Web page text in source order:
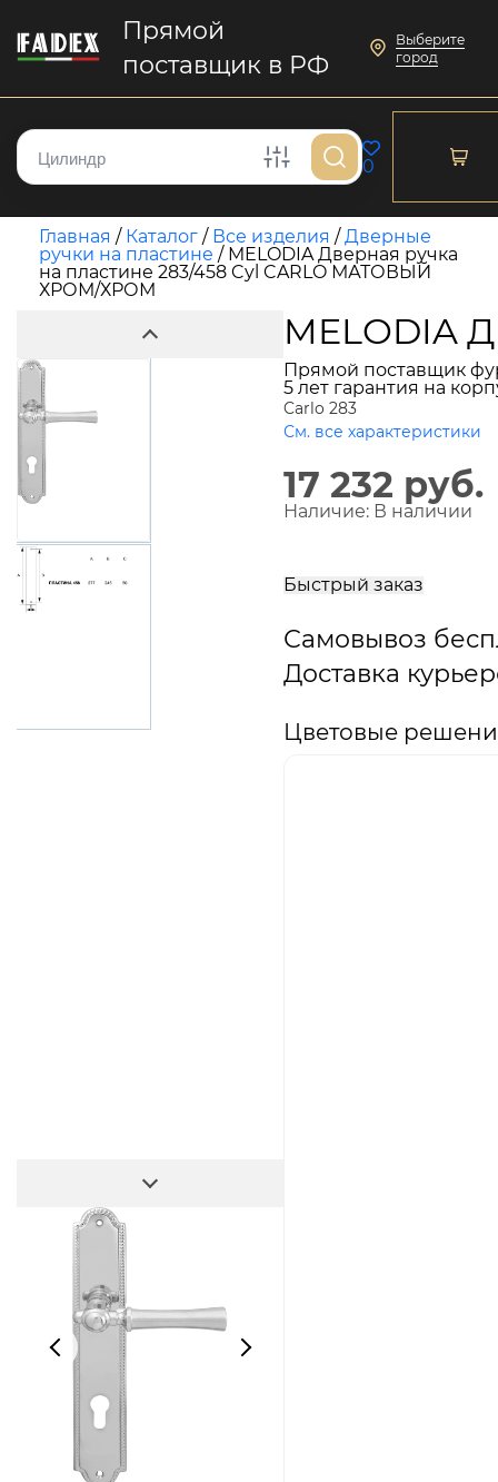
Прямой
поставщик в РФ
Выберите
город
0
Главная / Каталог / Все изделия /Дверные
ручки на пластине / MELODIA Дверная ручка
на пластине 283/458 Cyl CARLO МАТОВЫЙ
ХРОМ/ХРОМ
MELODIA
Прямой поставщик
5 лет гарантия на
Carlo 283
См. все характеристики
17 232 руб.
Наличие: В наличии
Быстрый заказ
Самовывоз
Доставка
Цветовые